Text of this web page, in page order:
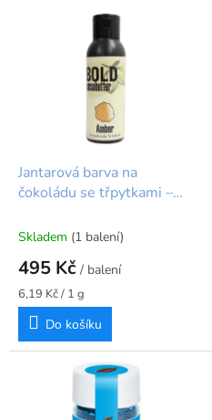
dJantarová barva na
čokoládu se třpytkami –
Amber 80g
Skladem (1 balení)
495 Kč / balení
Měrná
cena:
6,19 Kč / 1 g
Do košíku